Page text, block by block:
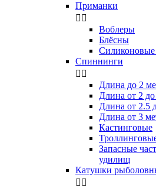
Приманки
 
Воблеры
Блёсны
Спиннинги
 
Длина до 2
Длина от 2
Длина от 2.5
Длина от 3
Кастинговые
Запасные
удилищ
Катушки
 